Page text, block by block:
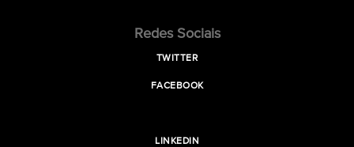
Redes Sociais
TWITTER
FACEBOOK
LINKEDIN